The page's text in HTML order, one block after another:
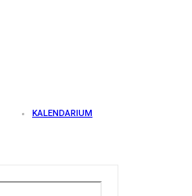
KALENDARIUM